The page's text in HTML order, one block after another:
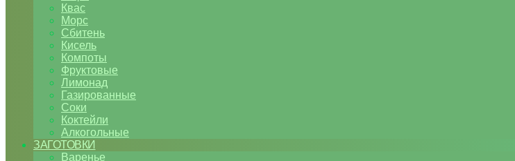
Квас
Морс
Сбитень
Кисель
Компоты
Фруктовые
Лимонад
Газированные
Соки
Коктейли
Алкогольные
ЗАГОТОВКИ
Варенье